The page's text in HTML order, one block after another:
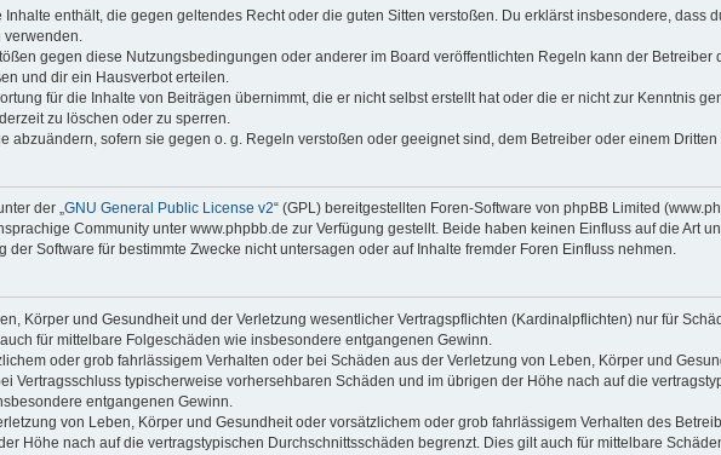
enthält, die gegen geltendes Recht oder die guten Sitten verstoßen. Du erklärst insbesondere, dass
gegen diese Nutzungsbedingungen oder anderer im Board veröffentlichten Regeln kann der Betreiber
und dir ein Hausverbot erteilen.
für die Inhalte von Beiträgen übernimmt, die er nicht selbst erstellt hat oder die er nicht zur Kenntnis
zu löschen oder zu sperren.
abzuändern, sofern sie gegen o. g. Regeln verstoßen oder geeignet sind, dem Betreiber oder einem Dritten
der „GNU General Public License v2“ (GPL) bereitgestellten Foren-Software von phpBB Limited
Community unter www.phpbb.de zur Verfügung gestellt. Beide haben keinen Einfluss auf die Art
Software für bestimmte Zwecke nicht untersagen oder auf Inhalte fremder Foren Einfluss nehmen.
Körper und Gesundheit und der Verletzung wesentlicher Vertragspflichten (Kardinalpflichten) nur für
für mittelbare Folgeschäden wie insbesondere entgangenen Gewinn.
oder grob fahrlässigem Verhalten oder bei Schäden aus der Verletzung von Leben, Körper und
Vertragsschluss typischerweise vorhersehbaren Schäden und im übrigen der Höhe nach auf die
entgangenen Gewinn.
von Leben, Körper und Gesundheit oder vorsätzlichem oder grob fahrlässigem Verhalten des
Höhe nach auf die vertragstypischen Durchschnittsschäden begrenzt. Dies gilt auch für mittelbare